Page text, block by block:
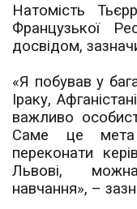
Натомість
Французької
досвідом,
«Я побував у
Іраку,
важливо
Саме це мета
переконати
Львові,
навчання», –